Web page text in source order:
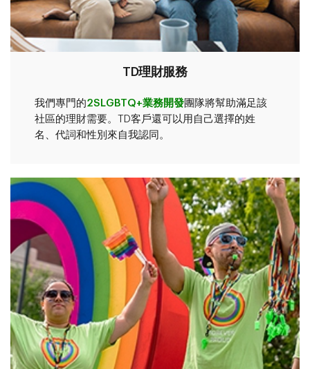
TD理財服務
我們專門的2SLGBTQ+業務開發團隊將幫助滿足該
社區的理財需要。TD客戶還可以用自己選擇的姓
名、代詞和性別來自我認同。